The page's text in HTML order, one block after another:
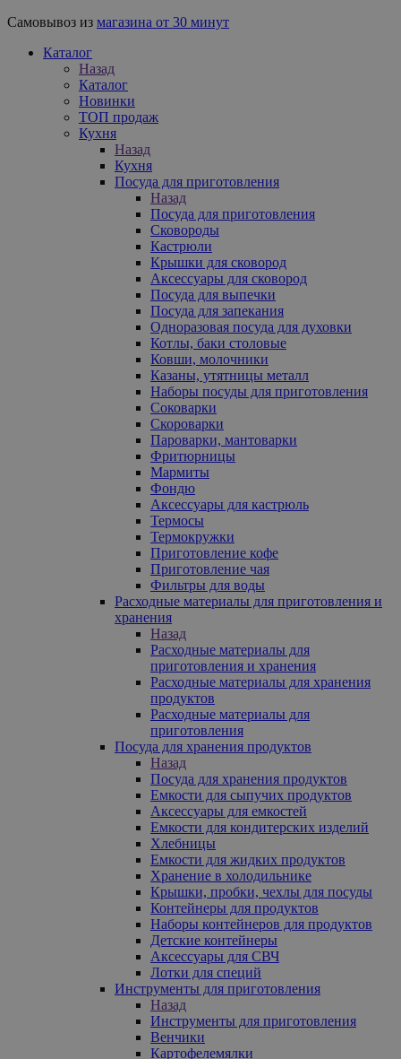
Самовывоз из магазина от 30 минут
Каталог
Назад
Каталог
Новинки
ТОП продаж
Кухня
Назад
Кухня
Посуда для приготовления
Назад
Посуда для приготовления
Сковороды
Кастрюли
Крышки для сковород
Аксессуары для сковород
Посуда для выпечки
Посуда для запекания
Одноразовая посуда для духовки
Котлы, баки столовые
Ковши, молочники
Казаны, утятницы металл
Наборы посуды для приготовления
Соковарки
Скороварки
Пароварки, мантоварки
Фритюрницы
Мармиты
Фондю
Аксессуары для кастрюль
Термосы
Термокружки
Приготовление кофе
Приготовление чая
Фильтры для воды
Расходные материалы для приготовления и
хранения
Назад
Расходные материалы для
приготовления и хранения
Расходные материалы для хранения
продуктов
Расходные материалы для
приготовления
Посуда для хранения продуктов
Назад
Посуда для хранения продуктов
Емкости для сыпучих продуктов
Аксессуары для емкостей
Емкости для кондитерских изделий
Хлебницы
Емкости для жидких продуктов
Хранение в холодильнике
Крышки, пробки, чехлы для посуды
Контейнеры для продуктов
Наборы контейнеров для продуктов
Детские контейнеры
Аксессуары для СВЧ
Лотки для специй
Инструменты для приготовления
Назад
Инструменты для приготовления
Венчики
Картофелемялки